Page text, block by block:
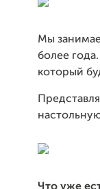
Мы
более
который